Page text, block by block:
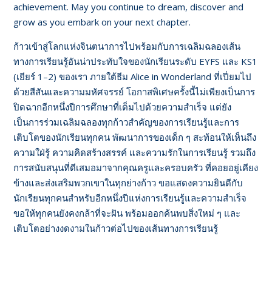
achievement. May you continue to dream, discover and
grow as you embark on your next chapter.
ก้าวเข้าสู่โลกแห่งจินตนาการไปพร้อมกับการเฉลิมฉลองเส้น
ทางการเรียนรู้อันน่าประทับใจของนักเรียนระดับ EYFS และ KS1
(เยียร์ 1–2) ของเรา ภายใต้ธีม Alice in Wonderland ที่เปี่ยมไป
ด้วยสีสันและความมหัศจรรย์ โอกาสพิเศษครั้งนี้ไม่เพียงเป็นการ
ปิดฉากอีกหนึ่งปีการศึกษาที่เต็มไปด้วยความสำเร็จ แต่ยัง
เป็นการร่วมเฉลิมฉลองทุกก้าวสำคัญของการเรียนรู้และการ
เติบโตของนักเรียนทุกคน พัฒนาการของเด็ก ๆ สะท้อนให้เห็นถึง
ความใฝ่รู้ ความคิดสร้างสรรค์ และความรักในการเรียนรู้ รวมถึง
การสนับสนุนที่ดีเสมอมาจากคุณครูและครอบครัว ที่คอยอยู่เคียง
ข้างและส่งเสริมพวกเขาในทุกย่างก้าว ขอแสดงความยินดีกับ
นักเรียนทุกคนสำหรับอีกหนึ่งปีแห่งการเรียนรู้และความสำเร็จ
ขอให้ทุกคนยังคงกล้าที่จะฝัน พร้อมออกค้นพบสิ่งใหม่ ๆ และ
เติบโตอย่างงดงามในก้าวต่อไปของเส้นทางการเรียนรู้